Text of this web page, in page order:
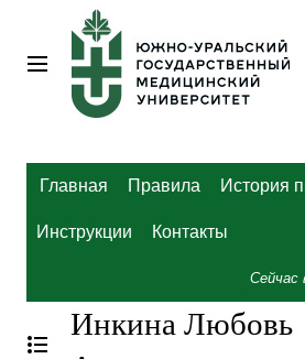
содержанию
Главное меню
Главная Правила История
Инструкции Контакты
Сейчас
Отобразить/Скрыть
Инкина Любовь